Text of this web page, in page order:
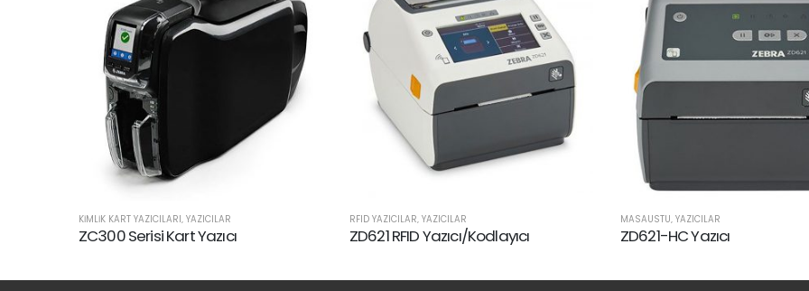
KIMLIK KART YAZICILARI YAZICILAR
ZC300 Serisi Kart Yazıcı
RFID YAZICILAR YAZICILAR
ZD621 RFID Yazıcı/Kodlayıcı
MASAÜSTÜ YAZICILAR
ZD621-HC Yazıcı